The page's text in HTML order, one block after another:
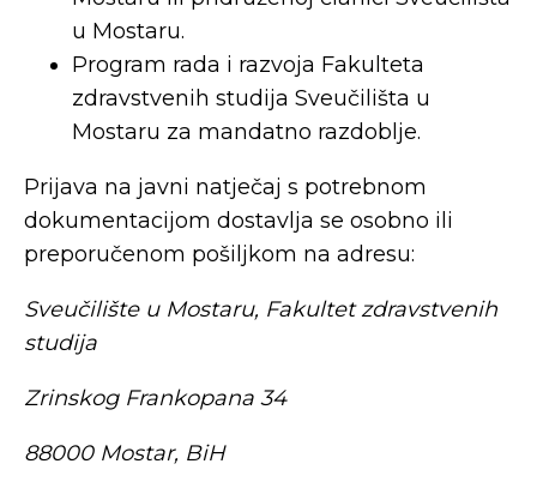
u Mostaru.
Program rada i razvoja Fakulteta
zdravstvenih studija Sveučilišta u
Mostaru za mandatno razdoblje.
Prijava na javni natječaj s potrebnom
dokumentacijom dostavlja se osobno ili
preporučenom pošiljkom na adresu:
Sveučilište u Mostaru, Fakultet zdravstvenih
studija
Zrinskog Frankopana 34
88000 Mostar, BiH